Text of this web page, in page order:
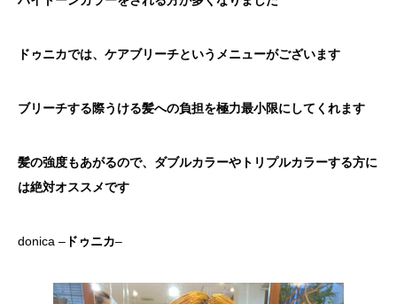
ドゥニカでは、ケアブリーチというメニューがございます
ブリーチする際うける髪への負担を極力最小限にしてくれます
髪の強度もあがるので、ダブルカラーやトリプルカラーする方に
は絶対オススメです
donica – ドゥニカ–